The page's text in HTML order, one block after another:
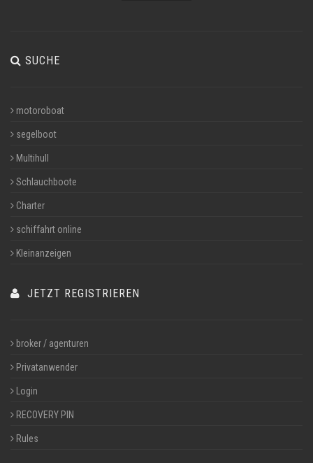
SUCHE
motoroboat
segelboot
Multihull
Schlauchboote
Charter
schiffahrt online
Kleinanzeigen
JETZT REGISTRIEREN
broker / agenturen
Privatanwender
Login
RECOVERY PIN
Rules